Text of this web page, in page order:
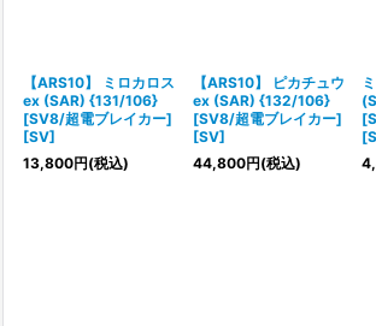
【ARS10】 ミロカロス
ex (SAR) {131/106}
[SV8/超電ブレイカー]
[SV]
13,800円(税込)
【ARS10】 ピカチュウ
ex (SAR) {132/106}
[SV8/超電ブレイカー]
[SV]
44,800円(税込)